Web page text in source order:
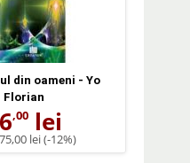
din oameni - Yo
Florian
,00 lei
75,00 lei(-12%)